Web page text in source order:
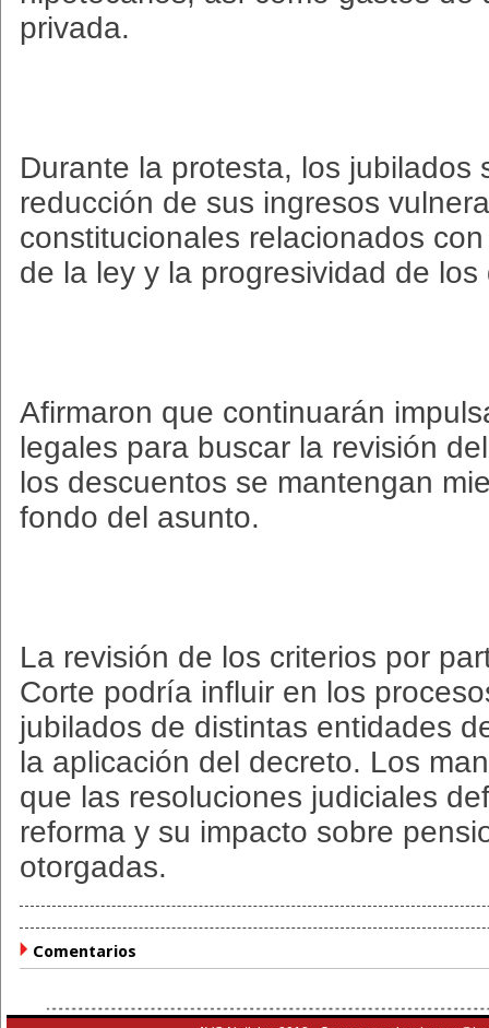
privada.
Durante la protesta, los jubilados
reducción de sus ingresos
constitucionales relacionados
de la ley y la progresividad de los
Afirmaron que continuarán
legales para buscar la revisión
los descuentos se mantengan
fondo del asunto.
La revisión de los criterios por
Corte podría influir en los
jubilados de distintas entidades
la aplicación del decreto. Los
que las resoluciones judiciales
reforma y su impacto sobre
otorgadas.
Comentarios